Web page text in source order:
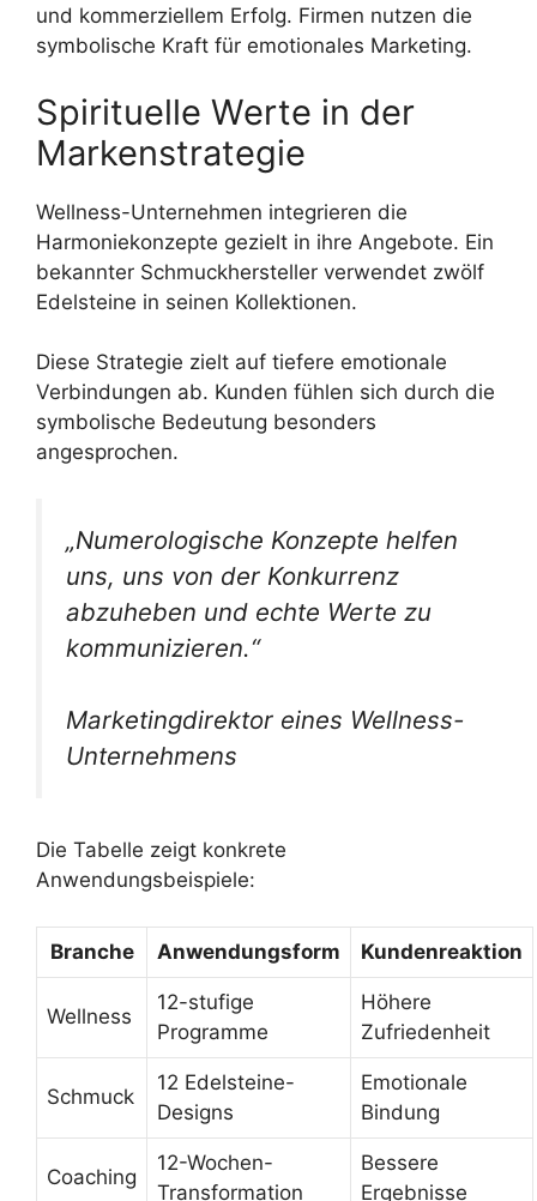
und kommerziellem Erfolg. Firmen nutzen die
symbolische Kraft für emotionales Marketing.
Spirituelle Werte in der
Markenstrategie
Wellness-Unternehmen integrieren die
Harmoniekonzepte gezielt in ihre Angebote. Ein
bekannter Schmuckhersteller verwendet zwölf
Edelsteine in seinen Kollektionen.
Diese Strategie zielt auf tiefere emotionale
Verbindungen ab. Kunden fühlen sich durch die
symbolische Bedeutung besonders
angesprochen.
„Numerologische Konzepte helfen
uns, uns von der Konkurrenz
abzuheben und echte Werte zu
kommunizieren.“
Marketingdirektor eines Wellness-
Unternehmens
Die Tabelle zeigt konkrete
Anwendungsbeispiele:
Branche Anwendungsform Kundenreaktion
Wellness
12-stufige
Programme
Höhere
Zufriedenheit
Schmuck
12 Edelsteine-
Designs
Emotionale
Bindung
Coaching
12-Wochen-
Transformation
Bessere
Ergebnisse